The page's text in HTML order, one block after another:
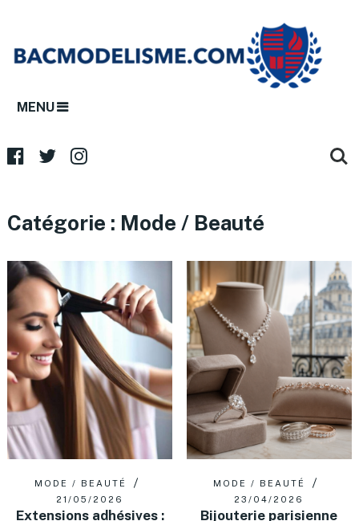
MENU
Catégorie : Mode / Beauté
MODE / BEAUTÉ
21/05/2026
Extensions adhésives :
MODE / BEAUTÉ
23/04/2026
Bijouterie parisienne